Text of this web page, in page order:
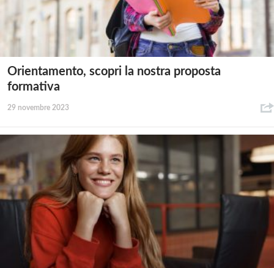
Orientamento, scopri la nostra proposta
formativa
29 novembre 2023